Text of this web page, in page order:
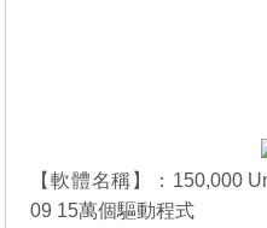
【軟體名稱】：150,000
09 15萬個驅動程式